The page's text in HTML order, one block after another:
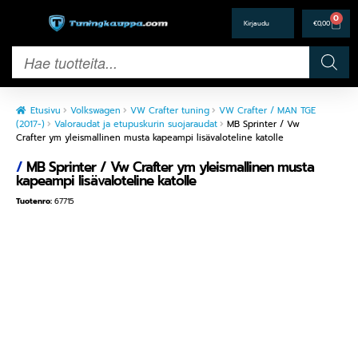
€0,00 0
Etusivu Volkswagen VW Crafter tuning
VW Crafter / MAN TGE
(2017-)
Valoraudat ja etupuskurin suojaraudat
MB Sprinter / Vw
Crafter ym yleismallinen musta kapeampi lisävaloteline katolle
/MB Sprinter / Vw Crafter ym yleismallinen musta
kapeampi lisävaloteline katolle
Tuotenro: 67715